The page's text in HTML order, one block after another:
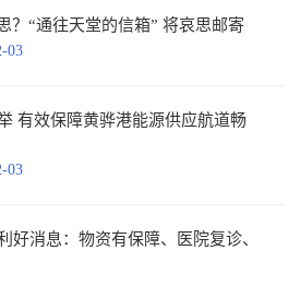
？“通往天堂的信箱” 将哀思邮寄
03
有效保障黄骅港能源供应航道畅
03
好消息：物资有保障、医院复诊、